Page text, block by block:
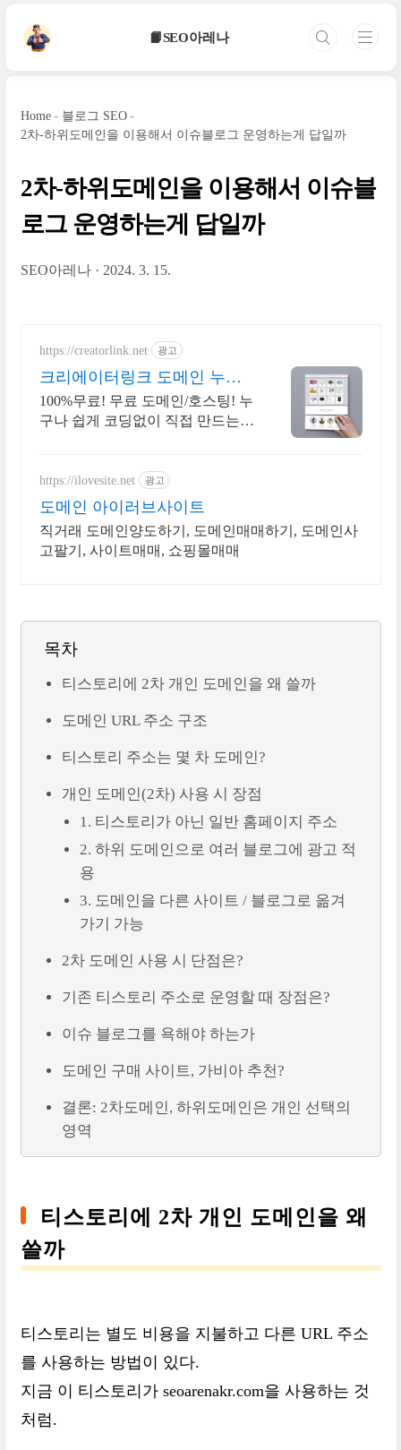
📙SEO아레나
Home
블로그 SEO
2차-하위도메인을 이용해서 이슈블로그 운영하는게 답일까
2차-하위도메인을 이용해서 이슈블
로그 운영하는게 답일까
SEO아레나 2024. 3. 15.
https://creatorlink.net 광고
크리에이터링크 도메인 누구
나 만드는 홈페이지
100%무료! 무료 도메인/호스팅! 누
구나 쉽게 코딩없이 직접 만드는
업도 크리에이터링크에서.
https://ilovesite.net 광고
도메인 아이러브사이트
직거래 도메인양도하기, 도메인매매하기, 도메인사
고팔기, 사이트매매, 쇼핑몰매매
목차
티스토리에 2차 개인 도메인을 왜 쓸까
도메인 URL 주소 구조
티스토리 주소는 몇 차 도메인?
개인 도메인(2차) 사용 시 장점
1. 티스토리가 아닌 일반 홈페이지 주소
2. 하위 도메인으로 여러 블로그에 광고 적
용
3. 도메인을 다른 사이트 / 블로그로 옮겨
가기 가능
2차 도메인 사용 시 단점은?
기존 티스토리 주소로 운영할 때 장점은?
이슈 블로그를 욕해야 하는가
도메인 구매 사이트, 가비아 추천?
결론: 2차도메인, 하위도메인은 개인 선택의
영역
티스토리에 2차 개인 도메인을 왜
쓸까
티스토리는 별도 비용을 지불하고 다른 URL 주소
를 사용하는 방법이 있다.
지금 이 티스토리가 seoarenakr.com을 사용하는 것
처럼.